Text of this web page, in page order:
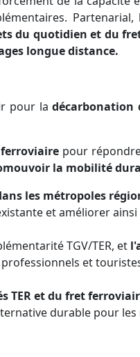
du quotidien et du
longue distance.
pour ladécarbonation
pour
la mobilité
les métropoles
et améliorer ainsi
TGV/TER, et
et
TER et du fret
durable pour les